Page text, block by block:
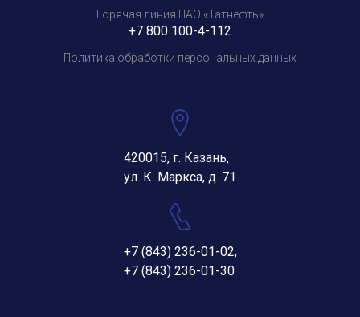
Горячая линия ПАО «Татнефть»
+7 800 100-4-112
Политика обработки персональных данных
420015, г. Казань,
ул. К. Маркса, д. 71
+7 (843) 236-01-02,
+7 (843) 236-01-30